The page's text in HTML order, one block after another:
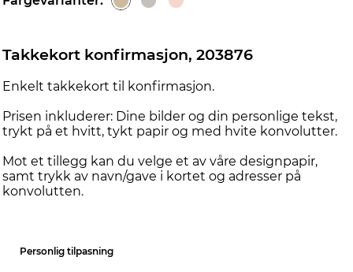
Takkekort konfirmasjon, 203876
Enkelt takkekort til konfirmasjon.
Prisen inkluderer: Dine bilder og din personlige tekst,
trykt på et hvitt, tykt papir og med hvite konvolutter.
Mot et tillegg kan du velge et av våre designpapir,
samt trykk av navn/gave i kortet og adresser på
konvolutten.
Personlig tilpasning